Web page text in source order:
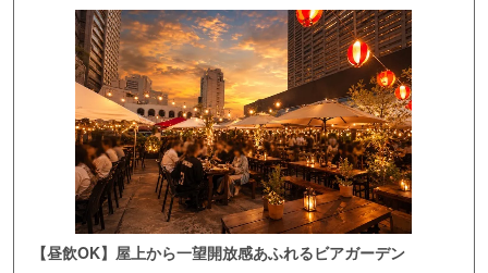
【昼飲OK】屋上から一望開放感あふれるビアガーデン